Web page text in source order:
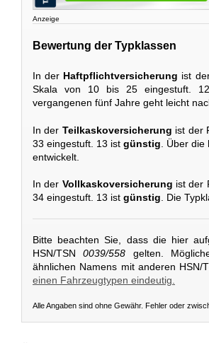
Anzeige
Bewertung der Typklassen
In der Haftpflichtversicherung ist
Skala von 10 bis 25 eingestuft.
vergangenen fünf Jahre geht leicht
In der Teilkaskoversicherung ist der
33 eingestuft. 13 ist günstig . Über
entwickelt.
In der Vollkaskoversicherung ist der
34 eingestuft. 13 ist günstig. Die
Bitte beachten Sie, dass die hier
HSN/TSN0039/558 gelten.
ähnlichen Namens mit anderen
einen Fahrzeugtypen eindeutig.
Alle Angaben sind ohne Gewähr. Fehler oder